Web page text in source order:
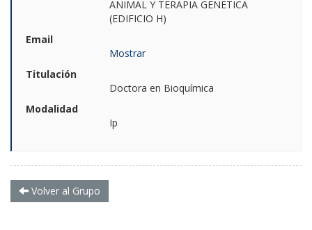
ANIMAL Y TERAPIA GENETICA
(EDIFICIO H)
Email
Mostrar
Titulación
Doctora en Bioquímica
Modalidad
Ip
Volver al Grupo